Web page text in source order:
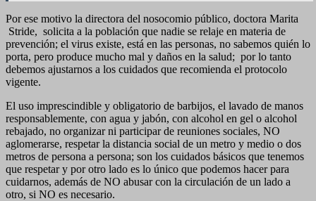
Por ese motivo la directora del nosocomio público, doctora Marita
Stride, solicita a la población que nadie se relaje en materia de
prevención; el virus existe, está en las personas, no sabemos quién lo
porta, pero produce mucho mal y daños en la salud; por lo tanto
debemos ajustarnos a los cuidados que recomienda el protocolo
vigente.
El uso imprescindible y obligatorio de barbijos, el lavado de manos
responsablemente, con agua y jabón, con alcohol en gel o alcohol
rebajado, no organizar ni participar de reuniones sociales, NO
aglomerarse, respetar la distancia social de un metro y medio o dos
metros de persona a persona; son los cuidados básicos que tenemos
que respetar y por otro lado es lo único que podemos hacer para
cuidarnos, además de NO abusar con la circulación de un lado a
otro, si NO es necesario.